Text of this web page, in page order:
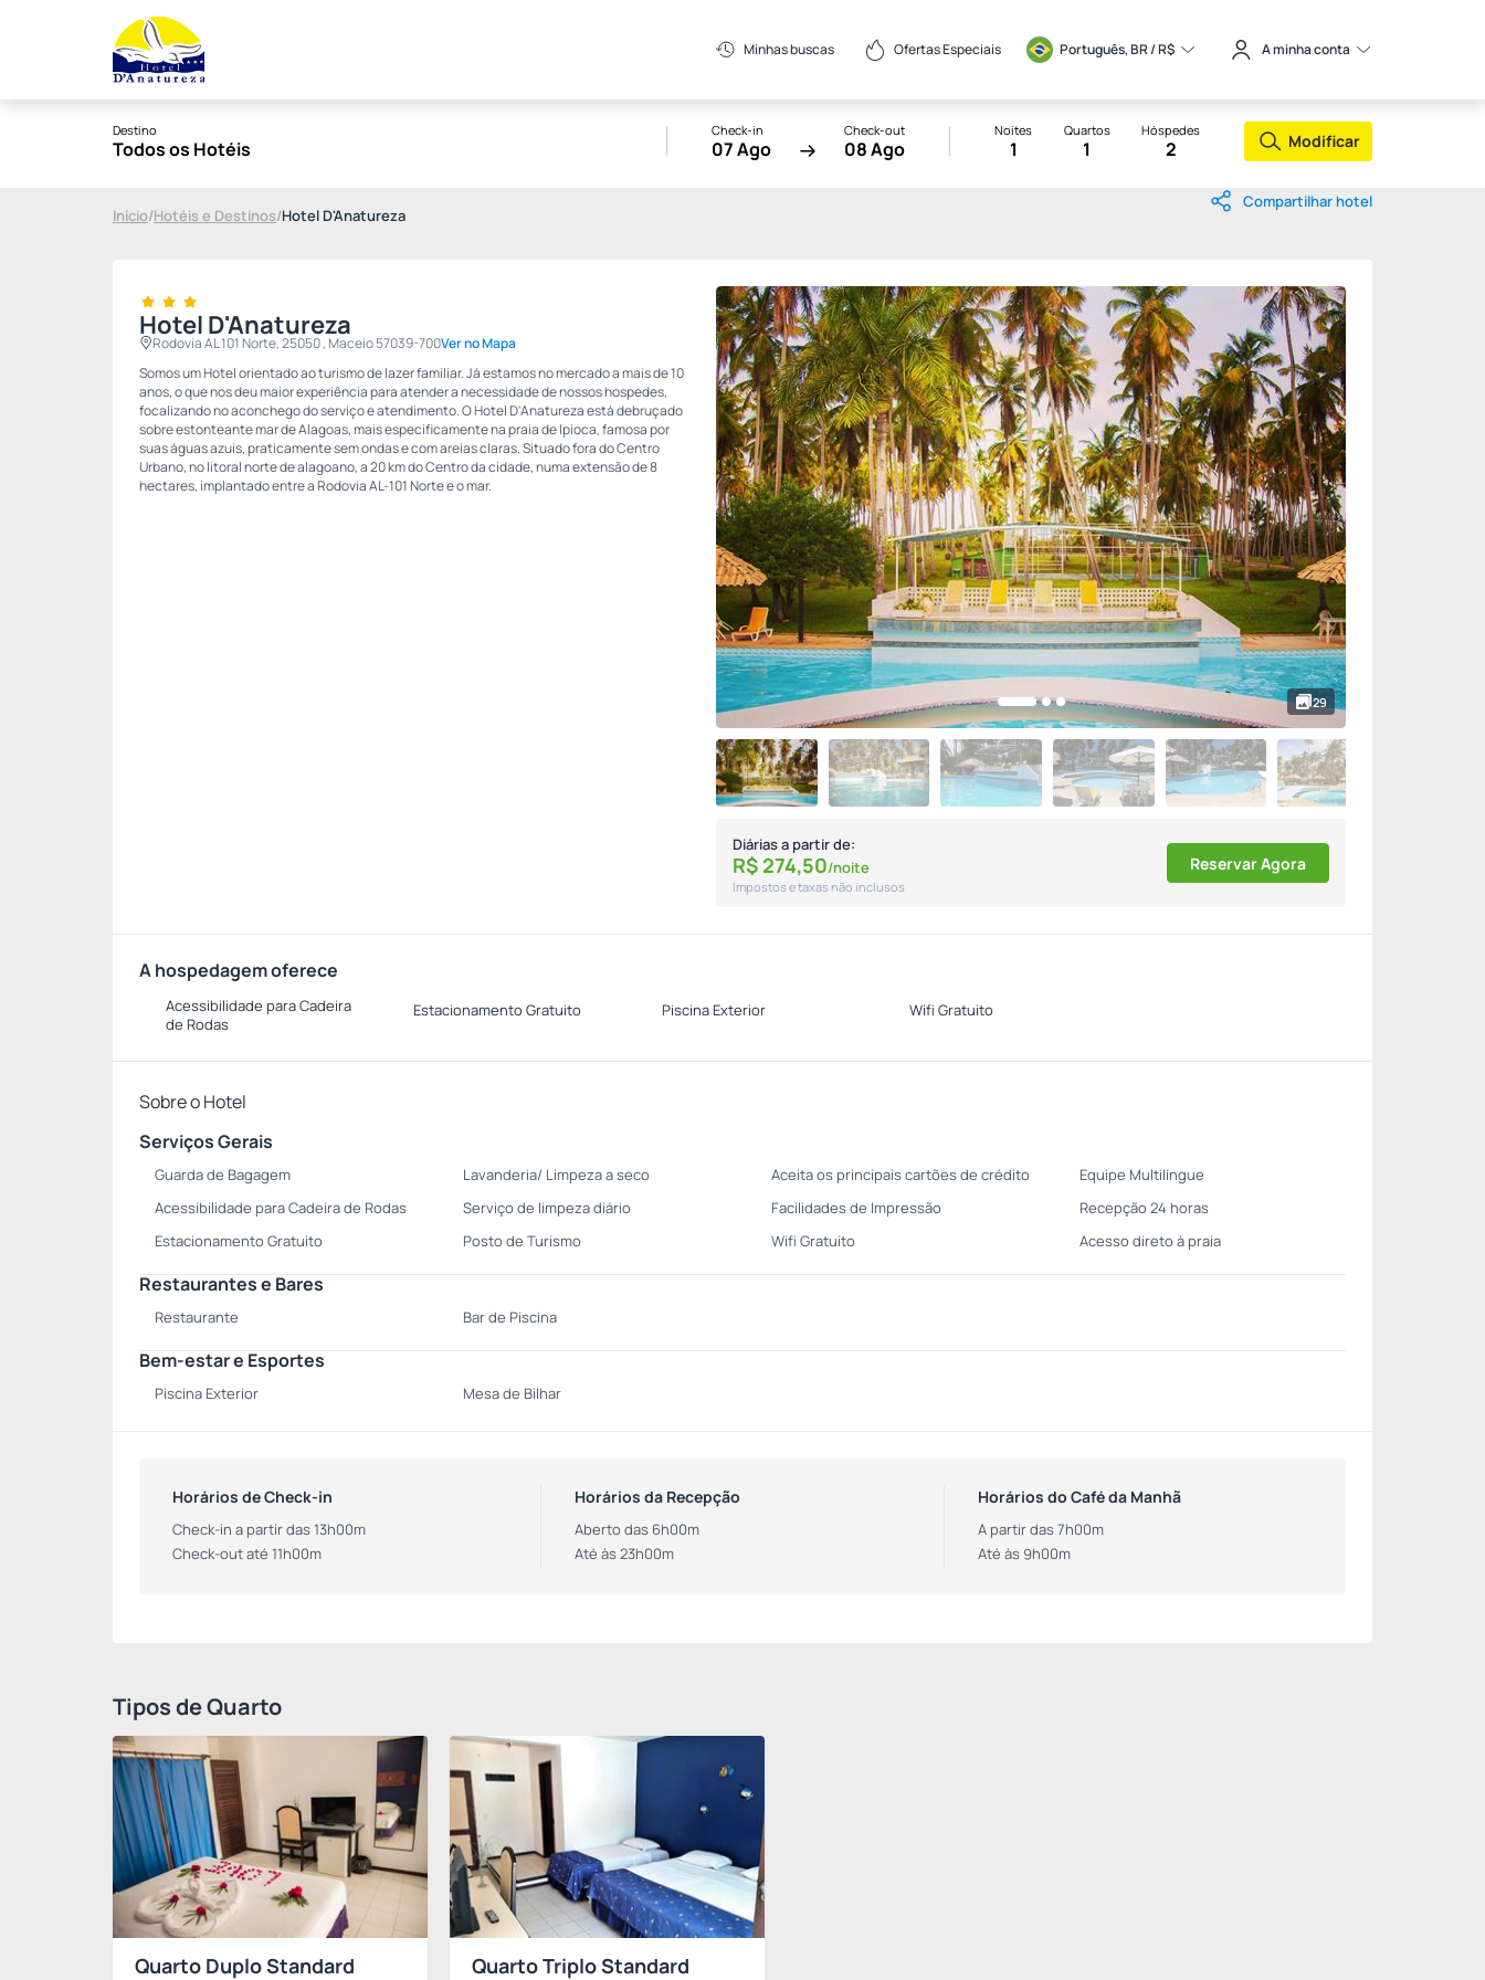
Minhas buscas Ofertas Especiais Português, BR / R$ A minha conta
Destino
Todos os Hotéis
Check-in
07 Ago
Check-out
08 Ago
Noites
1
Quartos
1
Hóspedes
2 Modificar
Início/Hotéis e Destinos/Hotel D'Anatureza
Compartilhar hotel
Hotel D'Anatureza
Rodovia AL 101 Norte, 25050 , Maceio 57039-700Ver no Mapa
Somos um Hotel orientado ao turismo de lazer familiar. Já estamos no mercado a mais de 10
anos, o que nos deu maior experiência para atender a necessidade de nossos hospedes,
focalizando no aconchego do serviço e atendimento. O Hotel D'Anatureza está debruçado
sobre estonteante mar de Alagoas, mais especificamente na praia de Ipioca, famosa por
suas águas azuis, praticamente sem ondas e com areias claras. Situado fora do Centro
Urbano, no litoral norte de alagoano, a 20 km do Centro da cidade, numa extensão de 8
hectares, implantado entre a Rodovia AL-101 Norte e o mar.
29
Diárias a partir de:
R$ 274,50/noite
Impostos e taxas não inclusos
Reservar Agora
A hospedagem oferece
Acessibilidade para Cadeira
de Rodas
Estacionamento Gratuito Piscina Exterior Wifi Gratuito
Sobre o Hotel
Serviços Gerais
Guarda de Bagagem Lavanderia/ Limpeza a seco Aceita os principais cartões de crédito
Equipe Multilíngue
Acessibilidade para Cadeira de Rodas
Serviço de limpeza diário Facilidades de Impressão
Recepção 24 horas
Estacionamento Gratuito
Posto de Turismo Wifi Gratuito Acesso direto à praia
Restaurantes e Bares
Restaurante Bar de Piscina
Bem-estar e Esportes
Piscina Exterior Mesa de Bilhar
Horários de Check-in
Check-in a partir das 13h00m
Check-out até 11h00m
Horários da Recepção
Aberto das 6h00m
Até às 23h00m
Horários do Café da Manhã
A partir das 7h00m
Até às 9h00m
Tipos de Quarto
Quarto Duplo Standard Quarto Triplo Standard